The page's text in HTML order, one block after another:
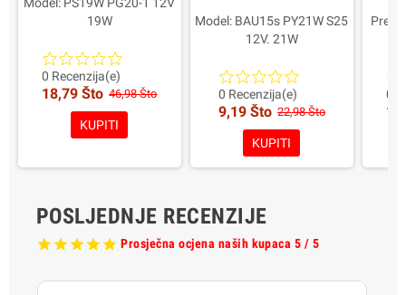
Model: PS19W PG20-1 12V
19W
s Xenon HID efektom
Upotreba: automobilska
halogena žarulja
kompatibilna s originalnim
sustavima
moderan izgled i
650 sati
Pakiranje: 2 Fuzion žarulje
0 Recenzija(e)
18,79 Što 46,98 Što
KUPITI
Model: BAU15s PY21W S25
12V. 21W
su isključene ostaju
kromirane, narančasta boja
kada su upaljene
Boja: bijela 6000K
Trajanje: Long Life 650h
Homologirane za cestovnu
Maksimalna kvaliteta
0 Recenzija(e)
9,19 Što 22,98 Što
KUPITI
0
POSLJEDNJE RECENZIJE
Prosječna ocjena naših kupaca 5 / 5